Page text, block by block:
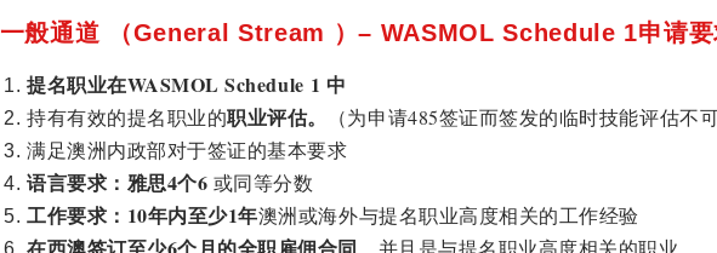
一般通道 （General Stream ）– WASMOL Schedule 1申请要
提名职业在WASMOL Schedule 1 中
持有有效的提名职业的职业评估。
（为申请485签证而签发的临时技能评估不可
满足澳洲内政部对于签证的基本要求
语言要求：雅思4个6 或同等分数
工作要求： 10年内至少1年澳洲或海外与提名职业高度相关的工作经验
在西澳签订至少6个月的全职雇佣合同 ，并且是与提名职业高度相关的职业。